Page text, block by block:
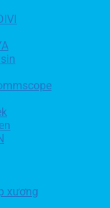
xương